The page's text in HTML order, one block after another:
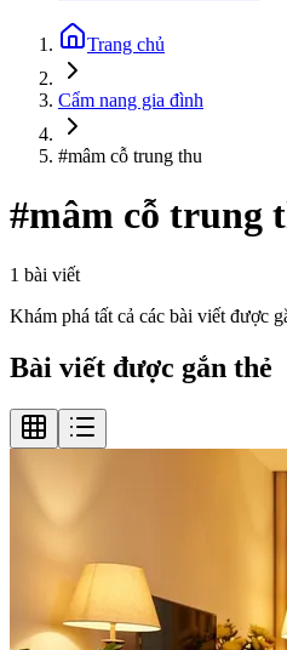
Trang chủ
Cẩm nang gia đình
#mâm cỗ trung thu
#mâm cỗ trung
1 bài viết
Khám phá tất cả các bài viết được
Bài viết được gắn thẻ